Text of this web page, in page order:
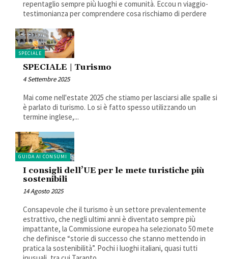
repentaglio sempre più luoghi e comunità. Eccou n viaggio-
testimonianza per comprendere cosa rischiamo di perdere
SPECIALE
SPECIALE | Turismo
4 Settembre 2025
Mai come nell'estate 2025 che stiamo per lasciarsi alle spalle si
è parlato di turismo. Lo si è fatto spesso utilizzando un
termine inglese,...
GUIDA AI CONSUMI
I consigli dell’UE per le mete turistiche più
sostenibili
14 Agosto 2025
Consapevole che il turismo è un settore prevalentemente
estrattivo, che negli ultimi anni è diventato sempre più
impattante, la Commissione europea ha selezionato 50 mete
che definisce “storie di successo che stanno mettendo in
pratica la sostenibilità”. Pochi i luoghi italiani, quasi tutti